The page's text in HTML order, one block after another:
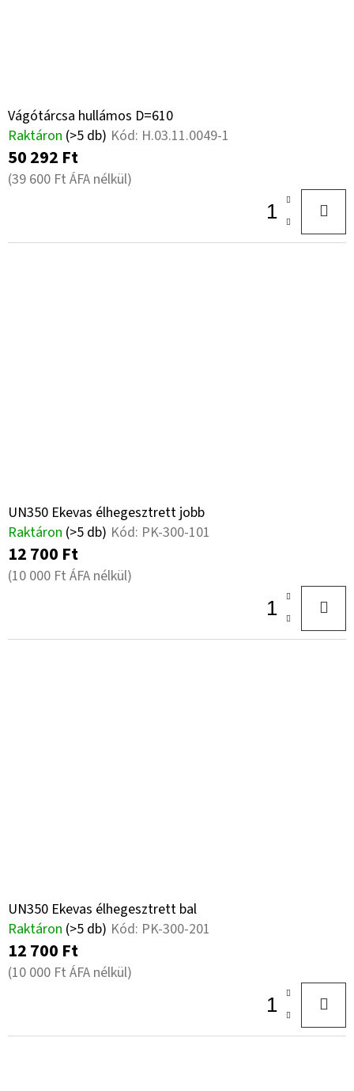
Vágótárcsa hullámos D=610
Raktáron (>5 db) Kód: H.03.11.0049-1
50 292 Ft
(39 600 Ft ÁFA nélkül)
UN350 Ekevas élhegesztrett jobb
Raktáron (>5 db) Kód: PK-300-101
12 700 Ft
(10 000 Ft ÁFA nélkül)
UN350 Ekevas élhegesztrett bal
Raktáron (>5 db) Kód: PK-300-201
12 700 Ft
(10 000 Ft ÁFA nélkül)